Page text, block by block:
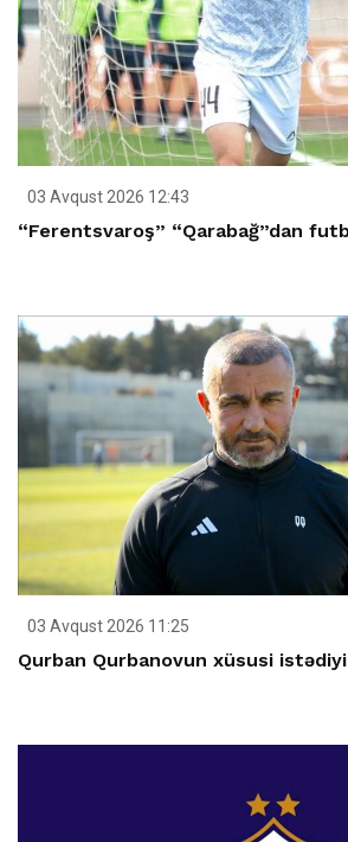
03 Avqust 2026 12:43
“Ferentsvaroş” “Qarabağ”dan
03 Avqust 2026 11:25
Qurban Qurbanovun xüsusi